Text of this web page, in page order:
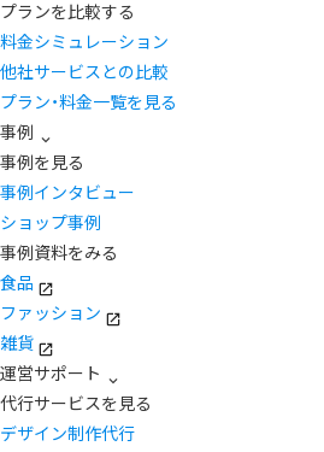
プランを比較する
料金シミュレーション
他社サービスとの比較
プラン・料金一覧を見る
事例
事例を見る
事例インタビュー
ショップ事例
事例資料をみる
食品
ファッション
雑貨
運営サポート
代行サービスを見る
デザイン制作代行